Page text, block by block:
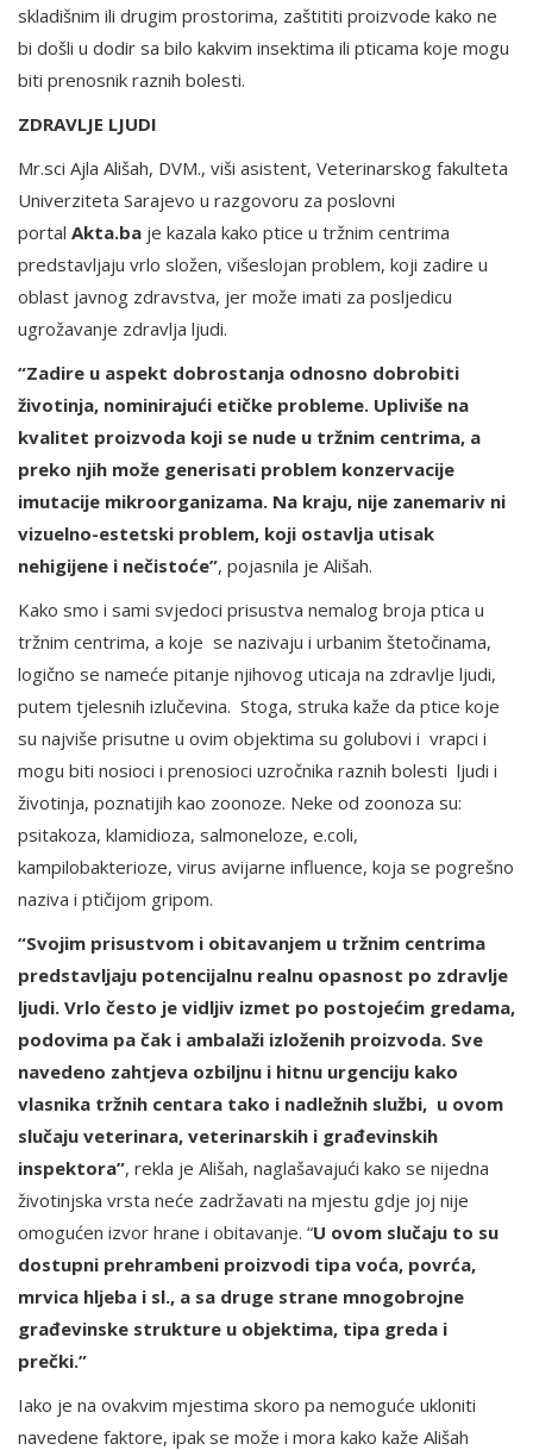
skladišnim ili drugim prostorima, zaštititi proizvode kako ne
bi došli u dodir sa bilo kakvim insektima ili pticama koje mogu
biti prenosnik raznih bolesti.
ZDRAVLJE LJUDI
Mr.sci Ajla Ališah, DVM., viši asistent, Veterinarskog fakulteta
Univerziteta Sarajevo u razgovoru za poslovni
portal Akta.ba je kazala kako ptice u tržnim centrima
predstavljaju vrlo složen, višeslojan problem, koji zadire u
oblast javnog zdravstva, jer može imati za posljedicu
ugrožavanje zdravlja ljudi.
“Zadire u aspekt dobrostanja odnosno dobrobiti
životinja, nominirajući etičke probleme. Upliviše na
kvalitet proizvoda koji se nude u tržnim centrima, a
preko njih može generisati problem konzervacije
imutacije mikroorganizama. Na kraju, nije zanemariv ni
vizuelno-estetski problem, koji ostavlja utisak
nehigijene i nečistoće”, pojasnila je Ališah.
Kako smo i sami svjedoci prisustva nemalog broja ptica u
tržnim centrima, a koje se nazivaju i urbanim štetočinama,
logično se nameće pitanje njihovog uticaja na zdravlje ljudi,
putem tjelesnih izlučevina. Stoga, struka kaže da ptice koje
su najviše prisutne u ovim objektima su golubovi i vrapci i
mogu biti nosioci i prenosioci uzročnika raznih bolesti ljudi i
životinja, poznatijih kao zoonoze. Neke od zoonoza su:
psitakoza, klamidioza, salmoneloze, e.coli,
kampilobakterioze, virus avijarne influence, koja se pogrešno
naziva i ptičijom gripom.
“Svojim prisustvom i obitavanjem u tržnim centrima
predstavljaju potencijalnu realnu opasnost po zdravlje
ljudi. Vrlo često je vidljiv izmet po postojećim gredama,
podovima pa čak i ambalaži izloženih proizvoda. Sve
navedeno zahtjeva ozbiljnu i hitnu urgenciju kako
vlasnika tržnih centara tako i nadležnih službi, u ovom
slučaju veterinara, veterinarskih i građevinskih
inspektora”, rekla je Ališah, naglašavajući kako se nijedna
životinjska vrsta neće zadržavati na mjestu gdje joj nije
omogućen izvor hrane i obitavanje. “U ovom slučaju to su
dostupni prehrambeni proizvodi tipa voća, povrća,
mrvica hljeba i sl., a sa druge strane mnogobrojne
građevinske strukture u objektima, tipa greda i
prečki.”
Iako je na ovakvim mjestima skoro pa nemoguće ukloniti
navedene faktore, ipak se može i mora kako kaže Ališah